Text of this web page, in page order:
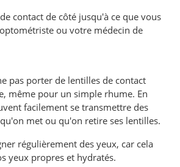
contact de côté jusqu'à ce que vous
ou votre médecin de
pas porter de lentilles de contact
même pour un simple rhume. En
facilement se transmettre des
met ou qu'on retire ses lentilles.
régulièrement des yeux, car cela
yeux propres et hydratés.